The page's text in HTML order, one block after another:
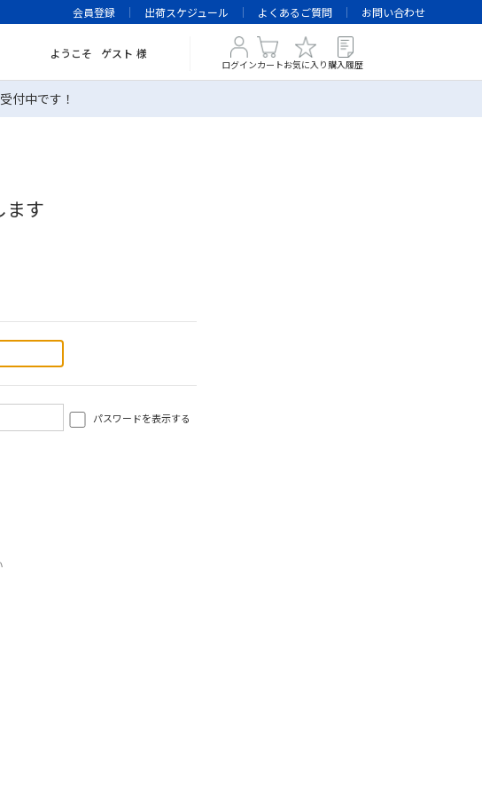
会員登録 出荷スケジュール よくあるご質問 お問い合わせ
ようこそ ゲスト 様
ログインカートお気に入り 購入履歴
付中です！
ます
パスワードを表示する